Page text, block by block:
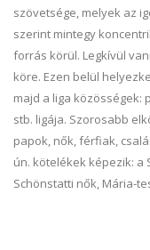
szövetsége, melyek az
szerint mintegy
forrás körül. Legkívül
köre. Ezen belül
majd a liga közösségek:
stb. ligája. Szorosabb
papok, nők, férfiak,
ún. kötelékek képezik: a
Schönstatti nők, Mária-